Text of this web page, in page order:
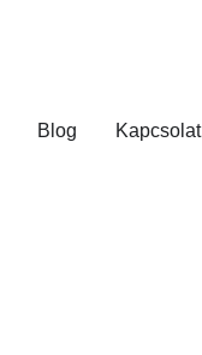
Blog Kapcsolat